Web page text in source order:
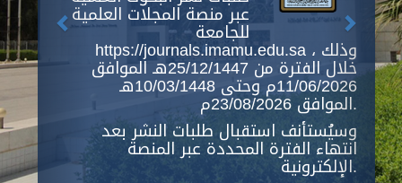
عبر منصة المجلات العلمية
للجامعة
https://journals.imamu.edu.sa ، وذلك
خلال الفترة من 25/12/1447هـ الموافق
11/06/2026م وحتى 10/03/1448هـ
الموافق 23/08/2026م.
وسيُستأنف استقبال طلبات النشر بعد
انتهاء الفترة المحددة عبر المنصة
الإلكترونية.